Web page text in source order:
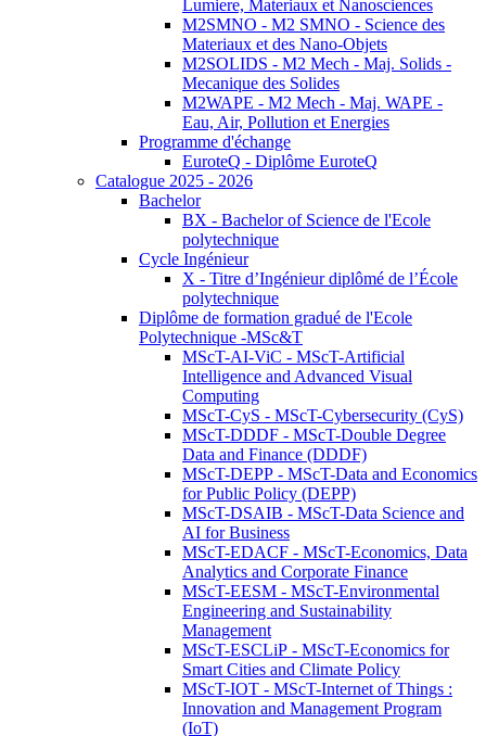
Lumiere, Materiaux et Nanosciences
M2SMNO - M2 SMNO - Science des
Materiaux et des Nano-Objets
M2SOLIDS - M2 Mech - Maj. Solids -
Mecanique des Solides
M2WAPE - M2 Mech - Maj. WAPE -
Eau, Air, Pollution et Energies
Programme d'échange
EuroteQ - Diplôme EuroteQ
Catalogue 2025 - 2026
Bachelor
BX - Bachelor of Science de l'Ecole
polytechnique
Cycle Ingénieur
X - Titre d’Ingénieur diplômé de l’École
polytechnique
Diplôme de formation gradué de l'Ecole
Polytechnique -MSc&T
MScT-AI-ViC - MScT-Artificial
Intelligence and Advanced Visual
Computing
MScT-CyS - MScT-Cybersecurity (CyS)
MScT-DDDF - MScT-Double Degree
Data and Finance (DDDF)
MScT-DEPP - MScT-Data and Economics
for Public Policy (DEPP)
MScT-DSAIB - MScT-Data Science and
AI for Business
MScT-EDACF - MScT-Economics, Data
Analytics and Corporate Finance
MScT-EESM - MScT-Environmental
Engineering and Sustainability
Management
MScT-ESCLiP - MScT-Economics for
Smart Cities and Climate Policy
MScT-IOT - MScT-Internet of Things :
Innovation and Management Program
(IoT)